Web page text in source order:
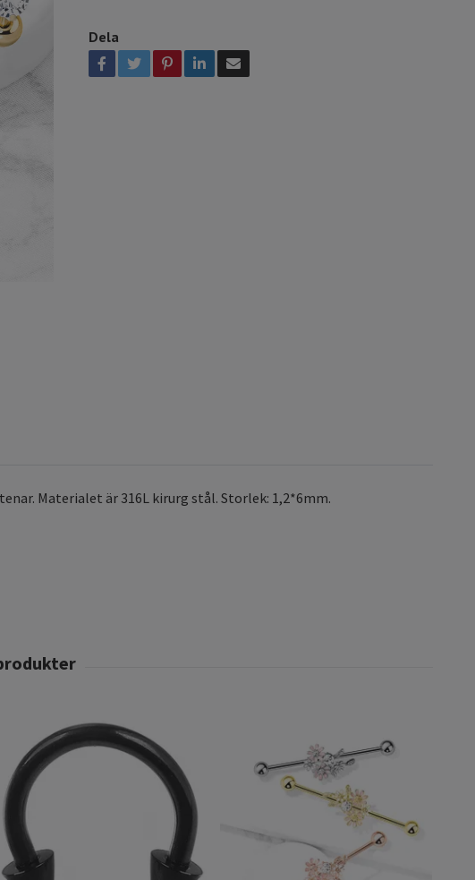
Dela
Materialet är 316L kirurg stål. Storlek: 1,2*6mm.